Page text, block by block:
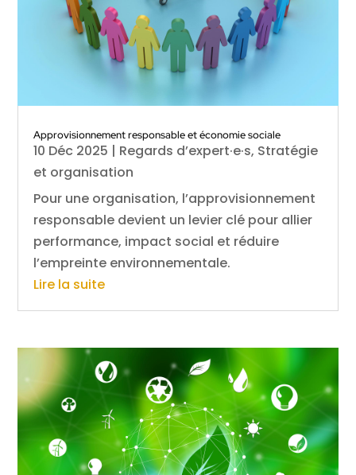
Approvisionnement responsable et économie sociale
10 Déc 2025 | Regards d’expert·e·s, Stratégie
et organisation
Pour une organisation, l’approvisionnement
responsable devient un levier clé pour allier
performance, impact social et réduire
l’empreinte environnementale.
Lire la suite